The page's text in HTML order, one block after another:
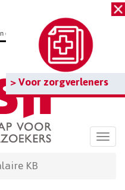
> Voor zorgverleners
de overheid:www.belgium.be
KB